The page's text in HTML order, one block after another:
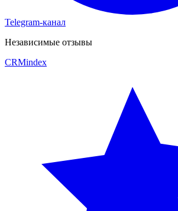
Telegram-канал
Независимые отзывы
CRMindex